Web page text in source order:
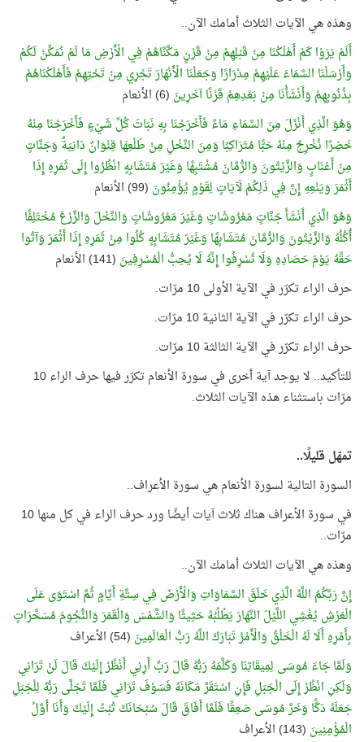
وهذه هي الآيات الثلاث أمامك الآن..
أَلَمْ يَرَوْا كَمْ أَهْلَكْنَا مِنْ قَبْلِهِمْ مِنْ قَرْنٍ مَكَّنَّاهُمْ فِي الْأَرْضِ مَا لَمْ نُمَكِّنْ لَكُمْ
وَأَرْسَلْنَا السَّمَاءَ عَلَيْهِمْ مِدْرَارًا وَجَعَلْنَا الْأَنْهَارَ تَجْرِي مِنْ تَحْتِهِمْ فَأَهْلَكْنَاهُمْ
بِذُنُوبِهِمْ وَأَنْشَأْنَا مِنْ بَعْدِهِمْ قَرْنًا آخَرِينَ (6) الأنعام
وَهُوَ الَّذِي أَنْزَلَ مِنَ السَّمَاءِ مَاءً فَأَخْرَجْنَا بِهِ نَبَاتَ كُلِّ شَيْءٍ فَأَخْرَجْنَا مِنْهُ
خَضِرًا نُخْرِجُ مِنْهُ حَبًّا مُتَرَاكِبًا وَمِنَ النَّخْلِ مِنْ طَلْعِهَا قِنْوَانٌ دَانِيَةٌ وَجَنَّاتٍ
مِنْ أَعْنَابٍ وَالزَّيْتُونَ وَالرُّمَّانَ مُشْتَبِهًا وَغَيْرَ مُتَشَابِهٍ انْظُرُوا إِلَى ثَمَرِهِ إِذَا
أَثْمَرَ وَيَنْعِهِ إِنَّ فِي ذَلِكُمْ لَآيَاتٍ لِقَوْمٍ يُؤْمِنُونَ (99) الأنعام
وَهُوَ الَّذِي أَنْشَأَ جَنَّاتٍ مَعْرُوشَاتٍ وَغَيْرَ مَعْرُوشَاتٍ وَالنَّخْلَ وَالزَّرْعَ مُخْتَلِفًا
أُكُلُهُ وَالزَّيْتُونَ وَالرُّمَّانَ مُتَشَابِهًا وَغَيْرَ مُتَشَابِهٍ كُلُوا مِنْ ثَمَرِهِ إِذَا أَثْمَرَ وَآتُوا
حَقَّهُ يَوْمَ حَصَادِهِ وَلَا تُسْرِفُوا إِنَّهُ لَا يُحِبُّ الْمُسْرِفِينَ (141) الأنعام
حرف الراء تكرّر في الآية الأولى 10 مرّات.
حرف الراء تكرّر في الآية الثانية 10 مرّات.
حرف الراء تكرّر في الآية الثالثة 10 مرّات.
للتأكيد.. لا يوجد آية أخرى في سورة الأنعام تكرّر فيها حرف الراء 10
مرّات باستثناء هذه الآيات الثلاث.
تمهّل قليلًا..
السورة التالية لسورة الأنعام هي سورة الأعراف..
في سورة الأعراف هناك ثلاث آيات أيضًا ورد حرف الراء في كل منها 10
مرّات..
وهذه هي الآيات الثلاث أمامك الآن..
إِنَّ رَبَّكُمُ اللَّهُ الَّذِي خَلَقَ السَّمَاوَاتِ وَالْأَرْضَ فِي سِتَّةِ أَيَّامٍ ثُمَّ اسْتَوَى عَلَى
الْعَرْشِ يُغْشِي اللَّيْلَ النَّهَارَ يَطْلُبُهُ حَثِيثًا وَالشَّمْسَ وَالْقَمَرَ وَالنُّجُومَ مُسَخَّرَاتٍ
بِأَمْرِهِ أَلَا لَهُ الْخَلْقُ وَالْأَمْرُ تَبَارَكَ اللَّهُ رَبُّ الْعَالَمِينَ (54) الأعراف
وَلَمَّا جَاءَ مُوسَى لِمِيقَاتِنَا وَكَلَّمَهُ رَبُّهُ قَالَ رَبِّ أَرِنِي أَنْظُرْ إِلَيْكَ قَالَ لَنْ تَرَانِي
وَلَكِنِ انْظُرْ إِلَى الْجَبَلِ فَإِنِ اسْتَقَرَّ مَكَانَهُ فَسَوْفَ تَرَانِي فَلَمَّا تَجَلَّى رَبُّهُ لِلْجَبَلِ
جَعَلَهُ دَكًّا وَخَرَّ مُوسَى صَعِقًا فَلَمَّا أَفَاقَ قَالَ سُبْحَانَكَ تُبْتُ إِلَيْكَ وَأَنَا أَوَّلُ
الْمُؤْمِنِينَ (143) الأعراف